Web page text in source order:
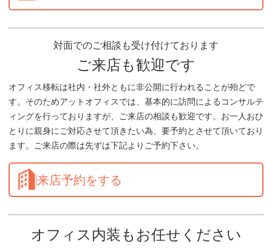
対面でのご相談も受け付けております
ご来店も歓迎です
オフィス移転は社内・社外ともに非公開に行われることが殆どで
す。そのためアットオフィスでは、基本的に訪問によるコンサルテ
ィングを行っておりますが、ご来店の相談も歓迎です。お一人おひ
とりに親身にご対応させて頂きたい為、要予約とさせて頂いており
ます。ご来店の際は先ずは下記よりご予約下さい。
来店予約をする
オフィス内装もお任せください